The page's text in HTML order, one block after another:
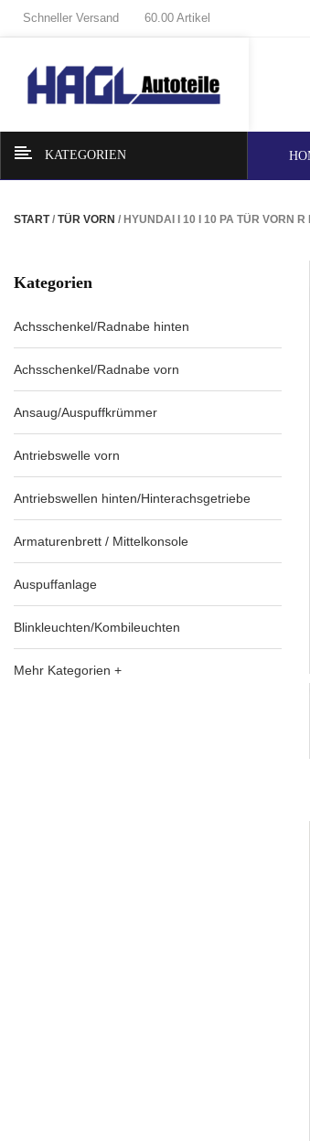
Schneller Versand 60.00 Artikel
KATEGORIEN
START/ TÜR VORN / HYUNDAI I 10 I 10 PA TÜR VORN R
Kategorien
Achsschenkel/Radnabe hinten
Achsschenkel/Radnabe vorn
Ansaug/Auspuffkrümmer
Antriebswelle vorn
Antriebswellen hinten/Hinterachsgetriebe
Armaturenbrett / Mittelkonsole
Auspuffanlage
Blinkleuchten/Kombileuchten
Mehr Kategorien +